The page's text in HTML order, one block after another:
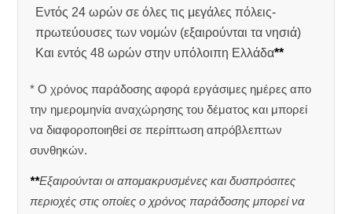
Εντός 24 ωρών σε όλες τις μεγάλες πόλεις-
πρωτεύουσες των νομών (εξαιρούνται τα νησιά)
Και εντός 48 ωρών στην υπόλοιπη Ελλάδα**
* Ο χρόνος παράδοσης αφορά εργάσιμες ημέρες απο
την ημερομηνία αναχώρησης του δέματος και μπορεί
να διαφοροποιηθεί σε περίπτωση απρόβλεπτων
συνθηκών.
**Εξαιρούνται οι απομακρυσμένες και δυσπρόσιτες
περιοχές στις οποίες ο χρόνος παράδοσης μπορεί να